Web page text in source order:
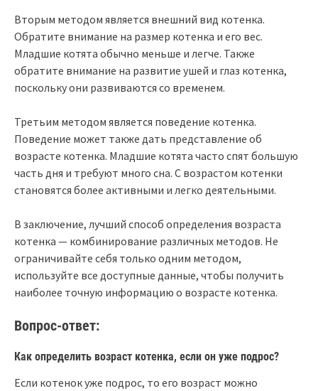
Вторым методом является внешний вид котенка.
Обратите внимание на размер котенка и его вес.
Младшие котята обычно меньше и легче. Также
обратите внимание на развитие ушей и глаз котенка,
поскольку они развиваются со временем.
Третьим методом является поведение котенка.
Поведение может также дать представление об
возрасте котенка. Младшие котята часто спят большую
часть дня и требуют много сна. С возрастом котенки
становятся более активными и легко деятельными.
В заключение, лучший способ определения возраста
котенка — комбинирование различных методов. Не
ограничивайте себя только одним методом,
используйте все доступные данные, чтобы получить
наиболее точную информацию о возрасте котенка.
Вопрос-ответ:
Как определить возраст котенка, если он уже подрос?
Если котенок уже подрос, то его возраст можно